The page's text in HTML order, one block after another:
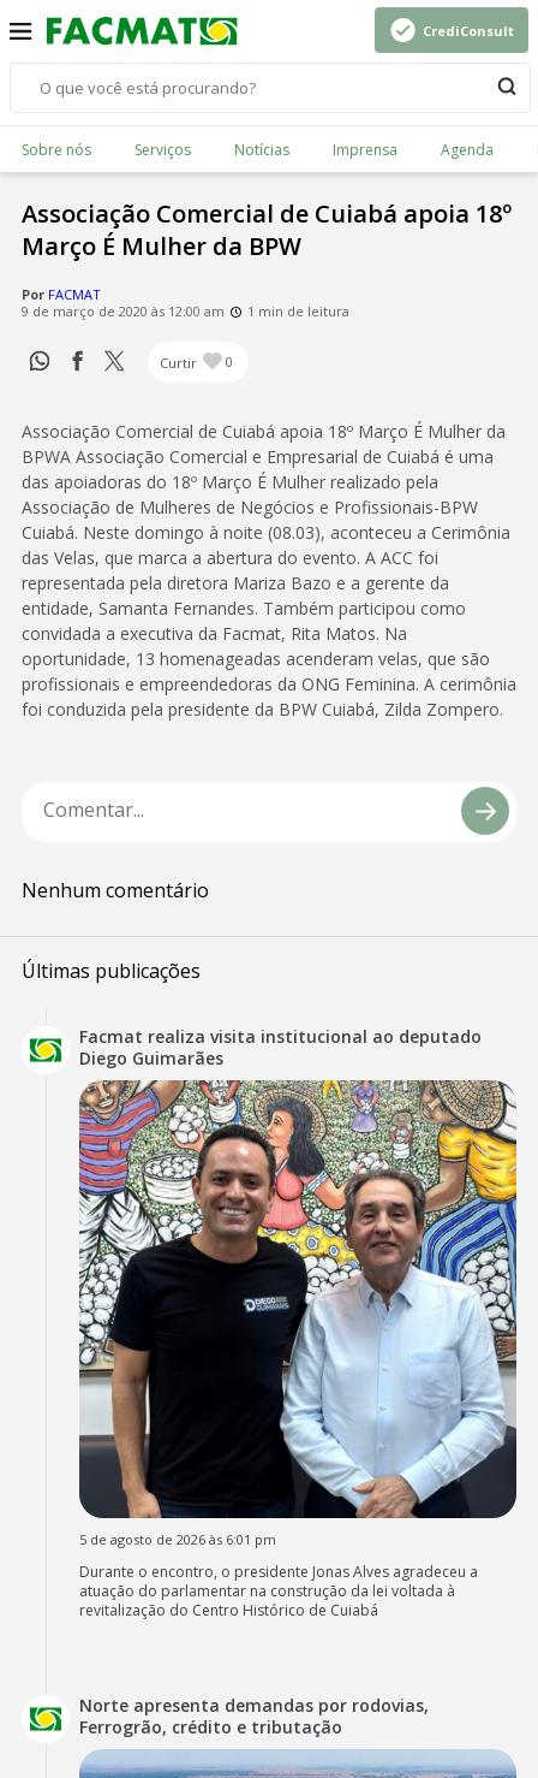
CrediConsult
Sobre nós Serviços Notícias Imprensa Agenda
Associação Comercial de Cuiabá apoia 18º
Março É Mulher da BPW
Por FACMAT
9 de março de 2020 às 12:00 am
1 min de leitura
Curtir 0
Associação Comercial de Cuiabá apoia 18º Março É Mulher da
BPWA Associação Comercial e Empresarial de Cuiabá é uma
das apoiadoras do 18º Março É Mulher realizado pela
Associação de Mulheres de Negócios e Profissionais-BPW
Cuiabá. Neste domingo à noite (08.03), aconteceu a Cerimônia
das Velas, que marca a abertura do evento. A ACC foi
representada pela diretora Mariza Bazo e a gerente da
entidade, Samanta Fernandes. Também participou como
convidada a executiva da Facmat, Rita Matos. Na
oportunidade, 13 homenageadas acenderam velas, que são
profissionais e empreendedoras da ONG Feminina. A cerimônia
foi conduzida pela presidente da BPW Cuiabá, Zilda Zompero.
Nenhum comentário
Últimas publicações
Facmat realiza visita institucional ao deputado
Diego Guimarães
5 de agosto de 2026 às 6:01 pm
Durante o encontro, o presidente Jonas Alves agradeceu a
atuação do parlamentar na construção da lei voltada à
revitalização do Centro Histórico de Cuiabá
Norte apresenta demandas por rodovias,
Ferrogrão, crédito e tributação